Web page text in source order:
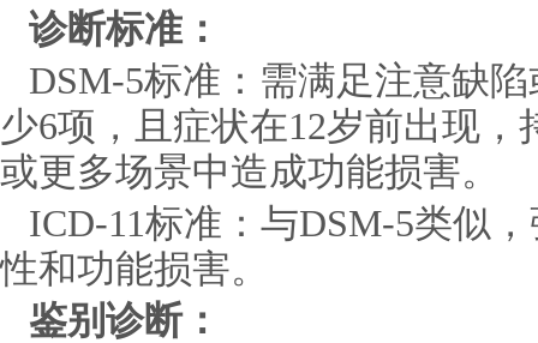
诊断标准：
DSM-5标准：需满足注意缺
少6项，且症状在12岁前出现
或更多场景中造成功能损害。
ICD-11标准：与DSM-5类似
性和功能损害。
鉴别诊断：